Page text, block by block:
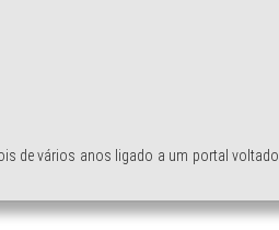
de vários anos ligado a um portal voltado